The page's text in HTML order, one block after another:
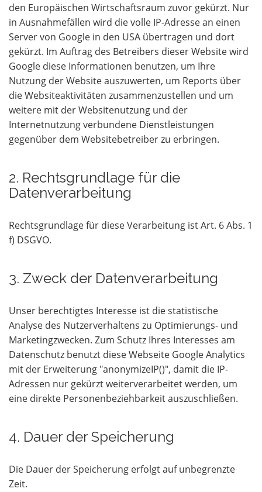
den Europäischen Wirtschaftsraum zuvor gekürzt. Nur
in Ausnahmefällen wird die volle IP-Adresse an einen
Server von Google in den USA übertragen und dort
gekürzt. Im Auftrag des Betreibers dieser Website wird
Google diese Informationen benutzen, um Ihre
Nutzung der Website auszuwerten, um Reports über
die Websiteaktivitäten zusammenzustellen und um
weitere mit der Websitenutzung und der
Internetnutzung verbundene Dienstleistungen
gegenüber dem Websitebetreiber zu erbringen.
2. Rechtsgrundlage für die
Datenverarbeitung
Rechtsgrundlage für diese Verarbeitung ist Art. 6 Abs. 1
f) DSGVO.
3. Zweck der Datenverarbeitung
Unser berechtigtes Interesse ist die statistische
Analyse des Nutzerverhaltens zu Optimierungs- und
Marketingzwecken. Zum Schutz Ihres Interesses am
Datenschutz benutzt diese Webseite Google Analytics
mit der Erweiterung "anonymizeIP()", damit die IP-
Adressen nur gekürzt weiterverarbeitet werden, um
eine direkte Personenbeziehbarkeit auszuschließen.
4. Dauer der Speicherung
Die Dauer der Speicherung erfolgt auf unbegrenzte
Zeit.